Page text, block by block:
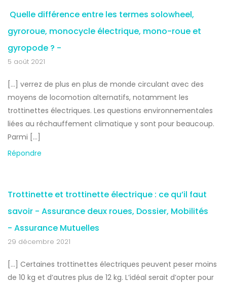
Quelle différence entre les termes solowheel,
gyroroue, monocycle électrique, mono-roue et
gyropode ? -
5 août 2021
[…] verrez de plus en plus de monde circulant avec des
moyens de locomotion alternatifs, notamment les
trottinettes électriques. Les questions environnementales
liées au réchauffement climatique y sont pour beaucoup.
Parmi […]
Répondre
Trottinette et trottinette électrique : ce qu’il faut
savoir - Assurance deux roues, Dossier, Mobilités
- Assurance Mutuelles
29 décembre 2021
[…] Certaines trottinettes électriques peuvent peser moins
de 10 kg et d’autres plus de 12 kg. L’idéal serait d’opter pour